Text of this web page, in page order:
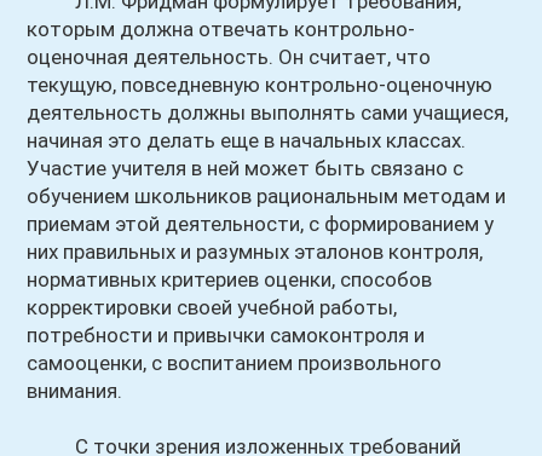
которым должна отвечать контрольно-
оценочная деятельность. Он считает, что
текущую, повседневную контрольно-оценочную
деятельность должны выполнять сами учащиеся,
начиная это делать еще в начальных классах.
Участие учителя в ней может быть связано с
обучением школьников рациональным методам и
приемам этой деятельности, с формированием у
них правильных и разумных эталонов контроля,
нормативных критериев оценки, способов
корректировки своей учебной работы,
потребности и привычки самоконтроля и
самооценки, с воспитанием произвольного
внимания.
С точки зрения изложенных требований